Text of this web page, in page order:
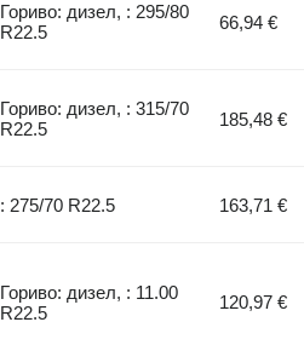
Гориво: дизел, : 295/80
R22.5
66,94 €
Гориво: дизел, : 315/70
R22.5
185,48 €
: 275/70 R22.5 163,71 €
Гориво: дизел, : 11.00
R22.5
120,97 €